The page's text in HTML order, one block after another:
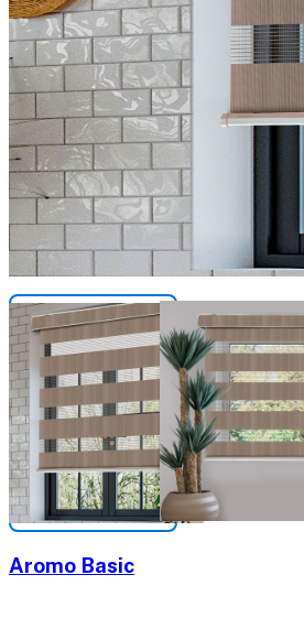
Aromo Basic